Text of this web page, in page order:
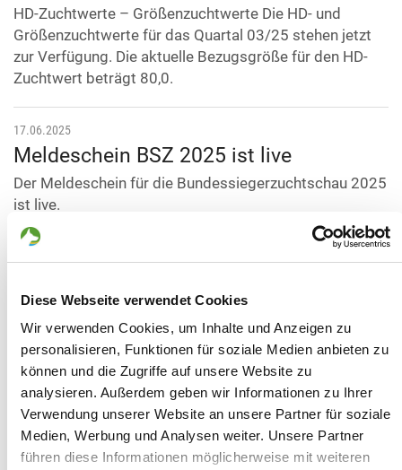
Diese Webseite verwendet Cookies
Wir verwenden Cookies, um Inhalte und Anzeigen zu
personalisieren, Funktionen für soziale Medien anbieten zu
können und die Zugriffe auf unsere Website zu
analysieren. Außerdem geben wir Informationen zu Ihrer
Verwendung unserer Website an unsere Partner für soziale
Medien, Werbung und Analysen weiter. Unsere Partner
führen diese Informationen möglicherweise mit weiteren
HD-Zuchtwerte – Größenzuchtwerte Die HD- und
Größenzuchtwerte für das Quartal 03/25 stehen jetzt
zur Verfügung. Die aktuelle Bezugsgröße für den HD-
Zuchtwert beträgt 80,0.
17.06.2025
Meldeschein BSZ 2025 ist live
Der Meldeschein für die Bundessiegerzuchtschau 2025
ist live.
Hier gehts zum Meldeschein
Neu auf SV-DOxS - Meldeportal für
Wesensbeurteilungen in Deutschland!
Ab sofort können Meldungen für Wesensbeurteilungen
über das Meldeportal in SV-DOxS erfolgen und
verwaltet werden.